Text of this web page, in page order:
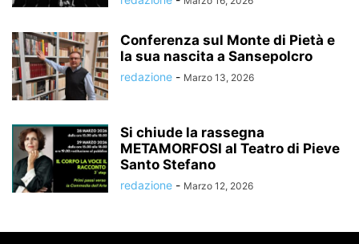
Conferenza sul Monte di Pietà e
la sua nascita a Sansepolcro
redazione - Marzo 13, 2026
Si chiude la rassegna
METAMORFOSI al Teatro di Pieve
Santo Stefano
redazione - Marzo 12, 2026